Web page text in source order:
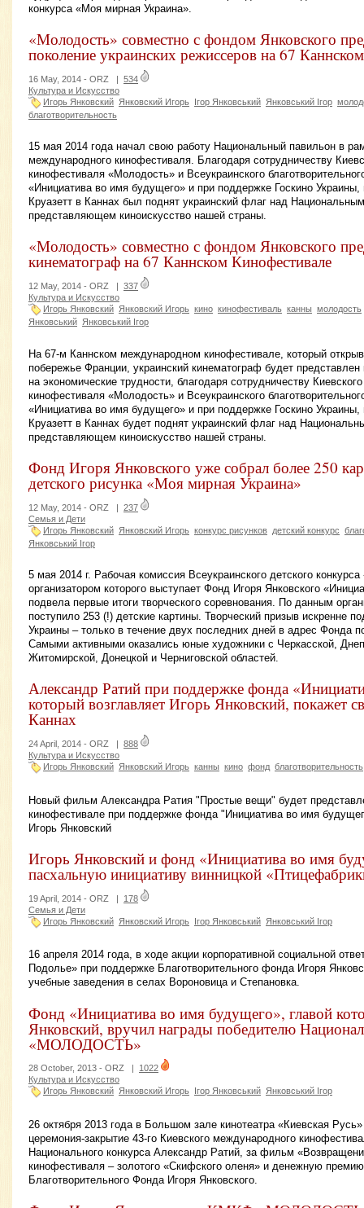
конкурса «Моя мирная Украина».
«Молодость» совместно с фондом Янковского
поколение украинских режиссеров на 67
16 May, 2014 - ORZ | 534
Культура и Искусство
Игорь Янковский Янковский Игорь Ігор Янковський Янковський Ігор
благотворительность
15 мая 2014 года начал свою работу Национальный павильон в
международного кинофестиваля. Благодаря сотрудничеству
кинофестиваля «Молодость» и Всеукраинского
«Инициатива во имя будущего» и при поддержке Госкино
Круазетт в Каннах был поднят украинский флаг над
представляющем киноискусство нашей страны.
«Молодость» совместно с фондом Янковского
кинематограф на 67 Каннском Кинофестивале
12 May, 2014 - ORZ | 337
Культура и Искусство
Игорь Янковский Янковский Игорь кино кинофестиваль канны молодость
Янковський Янковський Ігор
На 67-м Каннском международном кинофестивале, который
побережье Франции, украинский кинематограф будет
на экономические трудности, благодаря сотрудничеству
кинофестиваля «Молодость» и Всеукраинского
«Инициатива во имя будущего» и при поддержке Госкино
Круазетт в Каннах будет поднят украинский флаг над
представляющем киноискусство нашей страны.
Фонд Игоря Янковского уже собрал более 250
детского рисунка «Моя мирная Украина»
12 May, 2014 - ORZ | 237
Семья и Дети
Игорь Янковский Янковский Игорь конкурс рисунков детский конкурс
Янковський Ігор
5 мая 2014 г. Рабочая комиссия Всеукраинского детского
организатором которого выступает Фонд Игоря Янковского
подвела первые итоги творческого соревнования. По данным
поступило 253 (!) детские картины. Творческий призыв искренне
Украины – только в течение двух последних дней в адрес Фонда
Самыми активными оказались юные художники с Черкасской,
Житомирской, Донецкой и Черниговской областей.
Александр Ратий при поддержке фонда
который возглавляет Игорь Янковский, покажет
Каннах
24 April, 2014 - ORZ
888
Культура и Искусство
Игорь Янковский Янковский Игорь канны кино фонд благотворительность
Новый фильм Александра Ратия "Простые вещи" будет
кинофестивале при поддержке фонда "Инициатива во имя
Игорь Янковский
Игорь Янковский и фонд «Инициатива во имя
пасхальную инициативу винницкой
19 April, 2014 - ORZ | 178
Семья и Дети
Игорь Янковский Янковский Игорь Ігор Янковський Янковський Ігор
16 апреля 2014 года, в ходе акции корпоративной социальной
Подолье» при поддержке Благотворительного фонда Игоря
учебные заведения в селах Вороновица и Степановка.
Фонд «Инициатива во имя будущего», главой
Янковский, вручил награды победителю
«МОЛОДОСТЬ»
28 October, 2013 - ORZ
1022
Культура и Искусство
Игорь Янковский Янковский Игорь Ігор Янковський Янковський Ігор
26 октября 2013 года в Большом зале кинотеатра «Киевская
церемония-закрытие 43-го Киевского международного
Национального конкурса Александр Ратий, за фильм
кинофестиваля – золотого «Скифского оленя» и денежную
Благотворительного Фонда Игоря Янковского.